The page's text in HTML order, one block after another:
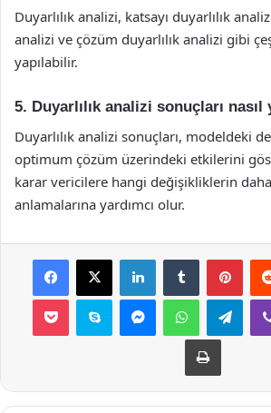
Duyarlılık analizi, katsayı duyarlılık
analizi ve çözüm duyarlılık analizi gibi
yapılabilir.
5. Duyarlılık analizi sonuçları nasıl
Duyarlılık analizi sonuçları, modeldeki
optimum çözüm üzerindeki etkilerini
karar vericilere hangi değişikliklerin
anlamalarına yardımcı olur.
Facebook
X LinkedInTumblr
Pocket Skype MessengerWhatsApp
Yazdır